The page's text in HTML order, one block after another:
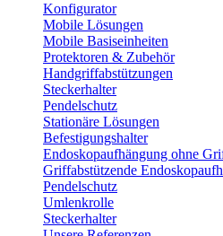
Konfigurator
Mobile Lösungen
Mobile Basiseinheiten
Protektoren & Zubehör
Handgriffabstützungen
Steckerhalter
Pendelschutz
Stationäre Lösungen
Befestigungshalter
Endoskopaufhängung ohne
Griffabstützende
Pendelschutz
Umlenkrolle
Steckerhalter